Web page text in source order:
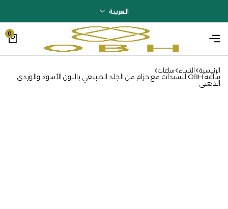
العربية
0
الرئيسية النساء ساعات
ساعة OBH للسيدات مع حزام من الجلد الطبيعي باللون الأسود والوردي
الذهبي